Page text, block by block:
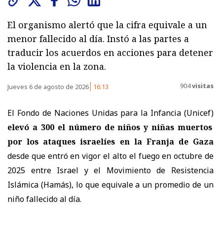
El organismo alertó que la cifra equivale a un
menor fallecido al día. Instó a las partes a
traducir los acuerdos en acciones para detener
la violencia en la zona.
Jueves 6 de agosto de 2026 16:13 904visitas
El Fondo de Naciones Unidas para la Infancia (Unicef)
elevó a 300 el número de niños y niñas muertos
por los ataques israelíes en la Franja de Gaza
desde que entró en vigor el alto el fuego en octubre de
2025 entre Israel y el Movimiento de Resistencia
Islámica (Hamás), lo que equivale a un promedio de un
niño fallecido al día.